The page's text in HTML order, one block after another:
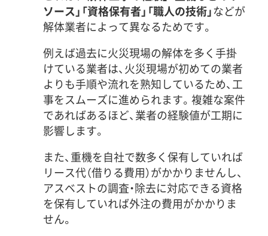
ソース」「資格保有者」「職人の技術」などが
解体業者によって異なるためです。
例えば過去に火災現場の解体を多く手掛
けている業者は、火災現場が初めての業者
よりも手順や流れを熟知しているため、工
事をスムーズに進められます。複雑な案件
であればあるほど、業者の経験値が工期に
影響します。
また、重機を自社で数多く保有していれば
リース代（借りる費用）がかかりませんし、
アスベストの調査・除去に対応できる資格
を保有していれば外注の費用がかかりま
せん。